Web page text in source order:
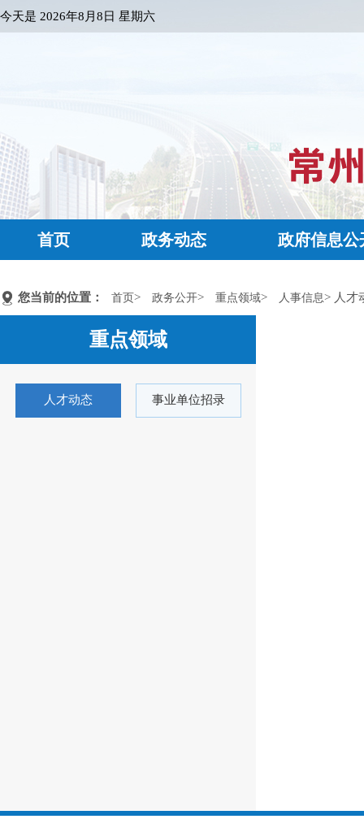
今天是 2026年8月8日 星期六
首页 政务动态 政府信息公
您当前的位置： 首页> 政务公开> 重点领域> 人事信息> 人才
重点领域
人才动态 事业单位招录